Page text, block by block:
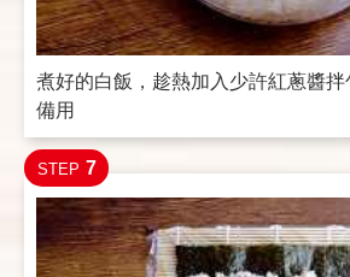
煮好的白飯，趁熱加入少許紅蔥醬
備用
STEP 7